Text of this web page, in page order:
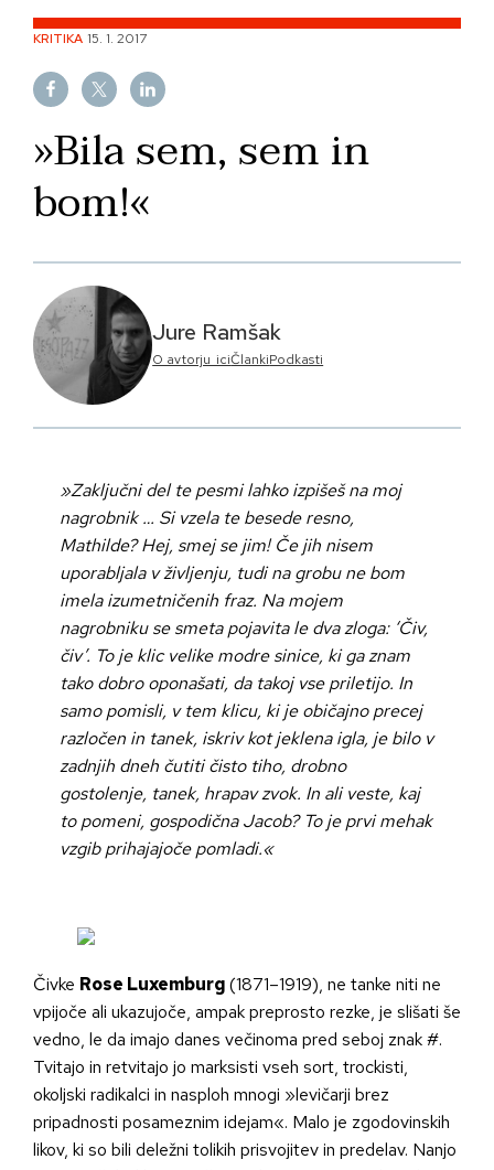
content
KRITIKA 15. 1. 2017
»Bila sem, sem in
bom!«
Jure Ramšak
O avtorju_iciČlankiPodkasti
»Zaključni del te pesmi lahko izpišeš na moj
nagrobnik … Si vzela te besede resno,
Mathilde? Hej, smej se jim! Če jih nisem
uporabljala v življenju, tudi na grobu ne bom
imela izumetničenih fraz. Na mojem
nagrobniku se smeta pojavita le dva zloga: ‘Čiv,
čiv’. To je klic velike modre sinice, ki ga znam
tako dobro oponašati, da takoj vse priletijo. In
samo pomisli, v tem klicu, ki je običajno precej
razločen in tanek, iskriv kot jeklena igla, je bilo v
zadnjih dneh čutiti čisto tiho, drobno
gostolenje, tanek, hrapav zvok. In ali veste, kaj
to pomeni, gospodična Jacob? To je prvi mehak
vzgib prihajajoče pomladi.«
Čivke Rose Luxemburg(1871–1919), ne tanke niti ne
vpijoče ali ukazujoče, ampak preprosto rezke, je slišati še
vedno, le da imajo danes večinoma pred seboj znak #.
Tvitajo in retvitajo jo marksisti vseh sort, trockisti,
okoljski radikalci in nasploh mnogi »levičarji brez
pripadnosti posameznim idejam«. Malo je zgodovinskih
likov, ki so bili deležni tolikih prisvojitev in predelav. Nanjo